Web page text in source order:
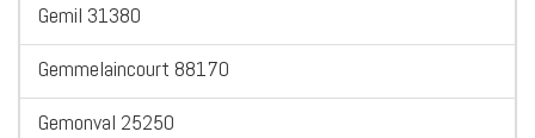
Gemil 31380
Gemmelaincourt 88170
Gemonval 25250